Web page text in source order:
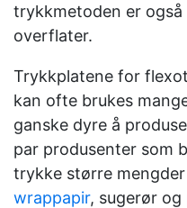
trykkmetoden er
overflater.
Trykkplatene for
kan ofte brukes
ganske dyre å
par produsenter som
trykke større
wrappapir, sugerør og